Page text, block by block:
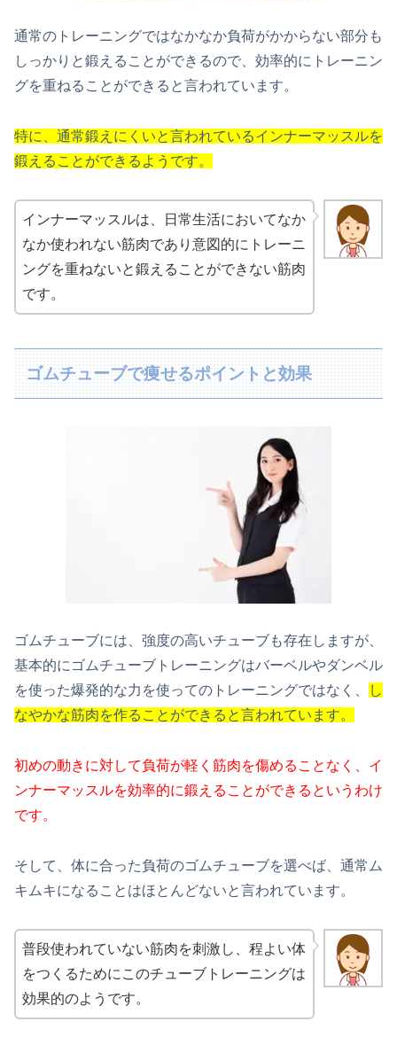
通常のトレーニングではなかなか負荷がかからない部分も
しっかりと鍛えることができるので、効率的にトレーニン
グを重ねることができると言われています。
特に、通常鍛えにくいと言われているインナーマッスルを
鍛えることができるようです。
インナーマッスルは、日常生活においてなか
なか使われない筋肉であり意図的にトレーニ
ングを重ねないと鍛えることができない筋肉
です。
ゴムチューブで痩せるポイントと効果
ゴムチューブには、強度の高いチューブも存在しますが、
基本的にゴムチューブトレーニングはバーベルやダンベル
を使った爆発的な力を使ってのトレーニングではなく、
し
なやかな筋肉を作ることができると言われています。
初めの動きに対して負荷が軽く筋肉を傷めることなく、イ
ンナーマッスルを効率的に鍛えることができるというわけ
です。
そして、体に合った負荷のゴムチューブを選べば、通常ム
キムキになることはほとんどないと言われています。
普段使われていない筋肉を刺激し、程よい体
をつくるためにこのチューブトレーニングは
効果的のようです。